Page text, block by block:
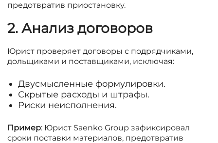
предотвратив приостановку.
2. Анализ договоров
Юрист проверяет договоры с подрядчиками,
дольщиками и поставщиками, исключая:
Двусмысленные формулировки.
Скрытые расходы и штрафы.
Риски неисполнения.
Пример: Юрист Saenko Group зафиксировал
сроки поставки материалов, предотвратив